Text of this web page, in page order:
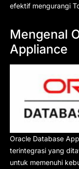
efektif mengurangi
Mengenal
Appliance
Oracle Database
terintegrasi yang
untuk memenuhi